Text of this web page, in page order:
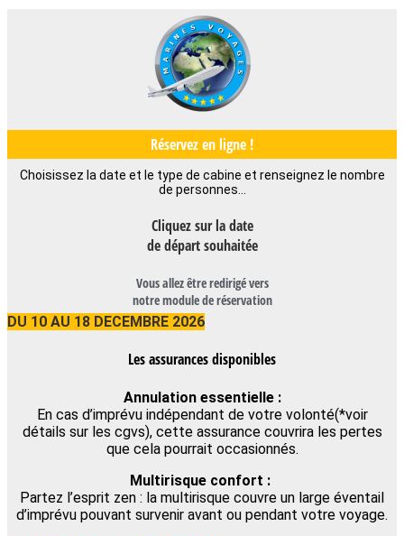
Réservez en ligne !
Choisissez la date et le type de cabine et renseignez le nombre
de personnes…
Cliquez sur la date
de départ souhaitée
Vous allez être redirigé vers
notre module de réservation
DU 10 AU 18 DECEMBRE 2026
Les assurances disponibles
Annulation essentielle :
En cas d’imprévu indépendant de votre volonté(*voir
détails sur les cgvs), cette assurance couvrira les pertes
que cela pourrait occasionnés.
Multirisque confort :
Partez l’esprit zen : la multirisque couvre un large éventail
d’imprévu pouvant survenir avant ou pendant votre voyage.